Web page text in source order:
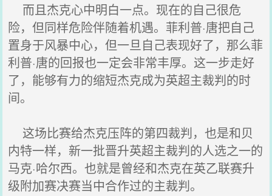
而且杰克心中明白一点。现在的自己很危
险，但同样危险伴随着机遇。菲利普·唐把自己
置身于风暴中心，但一旦自己表现好了，那么菲
利普·唐的回报也一定会非常丰厚。这一步走好
了，能够有力的缩短杰克成为英超主裁判的时
间。
这场比赛给杰克压阵的第四裁判，也是和贝
内特一样，新一批晋升英超主裁判的人选之一的
马克·哈尔西。也就是曾经和杰克在英乙联赛升
级附加赛决赛当中合作过的主裁判。